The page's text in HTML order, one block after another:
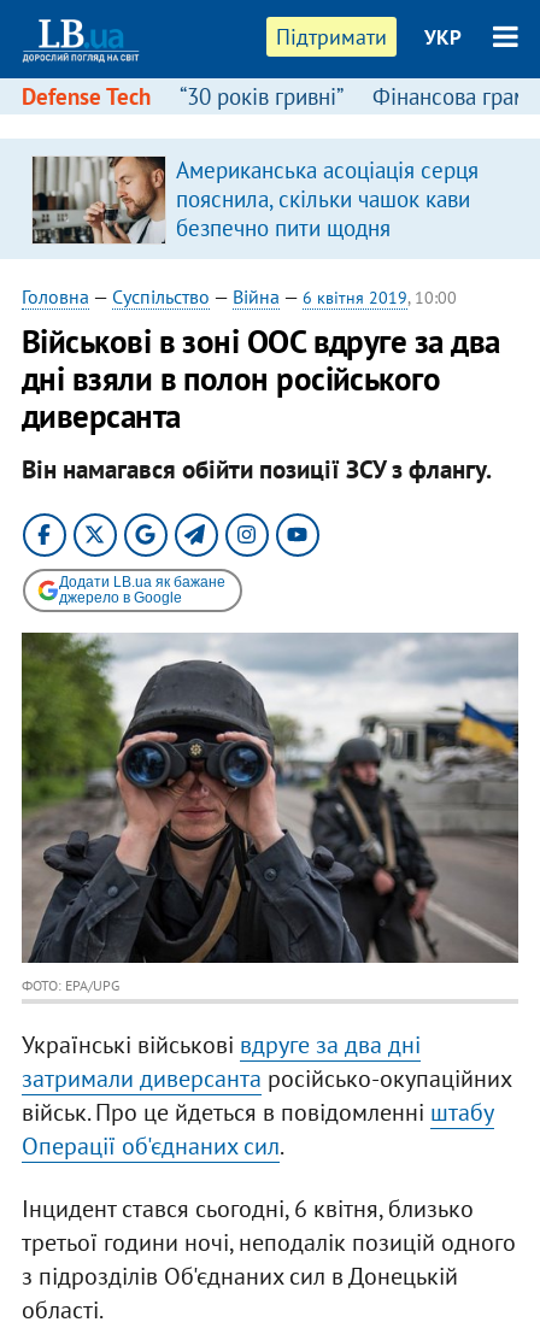
Підтримати УКР
Defense Tech “30 років гривні” Фінансова
Американська асоціація серця
пояснила, скільки чашок кави
безпечно пити щодня
Головна — Суспільство — Війна — 6 квітня 2019, 10:00
Військові в зоні ООС вдруге за два
дні взяли в полон російського
диверсанта
Він намагався обійти позиції ЗСУ з флангу.
Додати LB.ua як бажане
джерело в Google
ФОТО: EPA/UPG
Українські військові вдруге за два дні
затримали диверсанта російсько-окупаційних
військ. Про це йдеться в повідомленні штабу
Операції об'єднаних сил.
Інцидент стався сьогодні, 6 квітня, близько
третьої години ночі, неподалік позицій одного
з підрозділів Об'єднаних сил в Донецькій
області.